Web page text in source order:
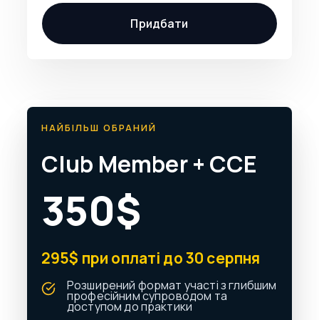
Придбати
НАЙБІЛЬШ ОБРАНИЙ
350$
Club Member + CCE
295$ при оплаті до 30 серпня
Розширений формат участі з глибшим
професійним супроводом та
доступом до практики